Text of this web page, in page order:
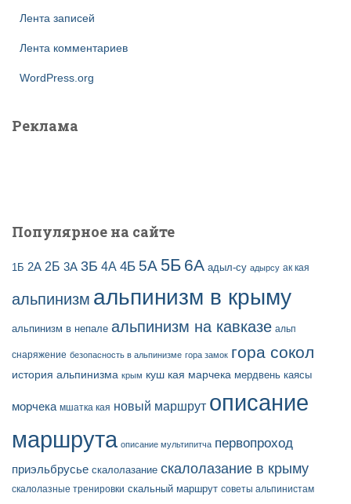
Лента записей
Лента комментариев
WordPress.org
Реклама
Популярное на сайте
1Б 2А 2Б 3А 3Б 4А 4Б 5А 5Б 6А адыл-су адырсу ак кая
альпинизм альпинизм в крыму
альпинизм в непале альпинизм на кавказе альп
снаряжение безопасность в альпинизме гора замок гора сокол
история альпинизма крым куш кая марчека мердвень каясы
морчека мшатка кая новый маршрут описание
маршрута описание мультипитча первопроход
приэльбрусье скалолазание скалолазание в крыму
скалолазные тренировки скальный маршрут советы альпинистам